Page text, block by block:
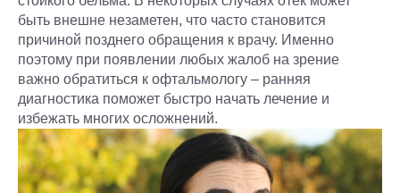
быть внешне незаметен, что часто становится
причиной позднего обращения к врачу. Именно
поэтому при появлении любых жалоб на зрение
важно обратиться к офтальмологу – ранняя
диагностика поможет быстро начать лечение и
избежать многих осложнений.